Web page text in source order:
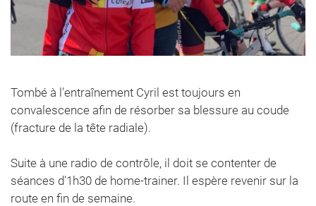
Tombé à l'entraînement Cyril est toujours en
convalescence afin de résorber sa blessure au coude
(fracture de la tête radiale).
Suite à une radio de contrôle, il doit se contenter de
séances d'1h30 de home-trainer. Il espère revenir sur la
route en fin de semaine.